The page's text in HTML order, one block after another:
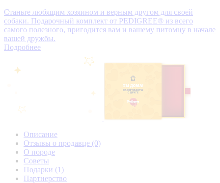
Станьте любящим хозяином и верным другом для своей
собаки. Подарочный комплект от PEDIGREE® из всего
самого полезного, пригодится вам и вашему питомцу в начале
вашей дружбы.
Подробнее
Описание
Отзывы о продавце (0)
О породе
Советы
Подарки (1)
Партнерство